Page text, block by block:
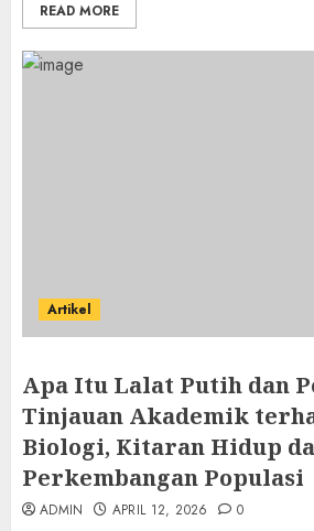
READ MORE
Artikel
Apa Itu Lalat Putih dan
Tinjauan Akademik
Biologi, Kitaran Hidup
Perkembangan Populasi
ADMIN APRIL 12, 2026 0